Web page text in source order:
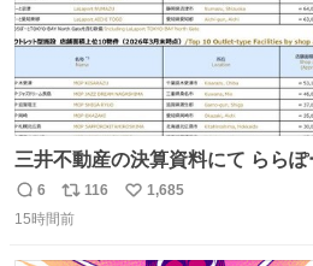
三井不動産の決算資料にて らら
パークの店舗別売上高（2025年度
返
信
6
リ
ポ
116
い
1,685
15時間前